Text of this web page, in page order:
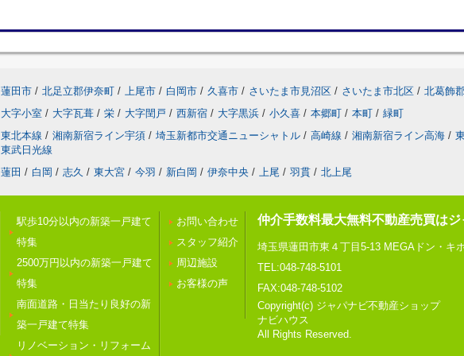
蓮田市 / 北足立郡伊奈町 / 上尾市 / 白岡市 / 久喜市 / さいたま市見沼区 / さいたま市北区 / 北葛飾
大字小室 / 大字瓦葺 / 栄 / 大字閏戸 / 西新宿 / 大字黒浜 / 小久喜 / 本郷町 / 本町 / 緑町
東北本線 / 湘南新宿ライン宇須 / 埼玉新都市交通ニューシャトル / 高崎線 / 湘南新宿ライン高海 /
東武日光線
蓮田 / 白岡 / 志久 / 東大宮 / 今羽 / 新白岡 / 伊奈中央 / 上尾 / 羽貫 / 北上尾
駅歩10分以内の新築一戸建て
特集
2500万円以内の新築一戸建て
特集
南面道路・日当たり良好の新
築一戸建て特集
リノベーション・リフォーム
お問い合わせ
スタッフ紹介
周辺施設
お客様の声
仲介手数料最大無料不動産売買は
埼玉県蓮田市東４丁目5-13 MEGAドン・
TEL:048-748-5101
FAX:048-748-5102
Copyright(c) ジャパナビ不動産ショ
ナビハウス
All Rights Reserved.